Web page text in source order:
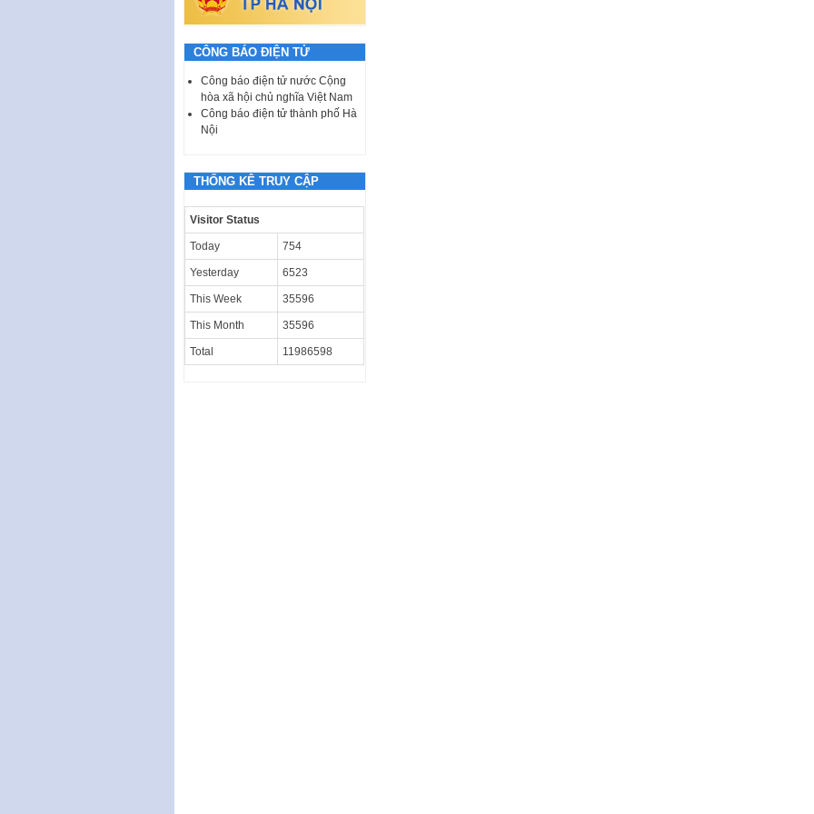
CÔNG BÁO ĐIỆN TỬ
Công báo điện tử nước Cộng
hòa xã hội chủ nghĩa Việt Nam
Công báo điện tử thành phố Hà
Nội
THỐNG KÊ TRUY CẬP
Visitor Status
Today 754
Yesterday 6523
This Week 35596
This Month 35596
Total 11986598